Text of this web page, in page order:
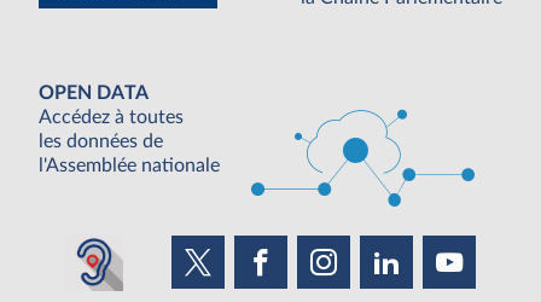
OPEN DATA
Accédez à toutes
les données de
l'Assemblée nationale